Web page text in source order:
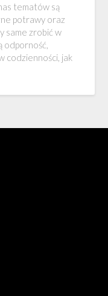
tematów są
potrawy oraz
same zrobić w
odporność,
codzienności, jak